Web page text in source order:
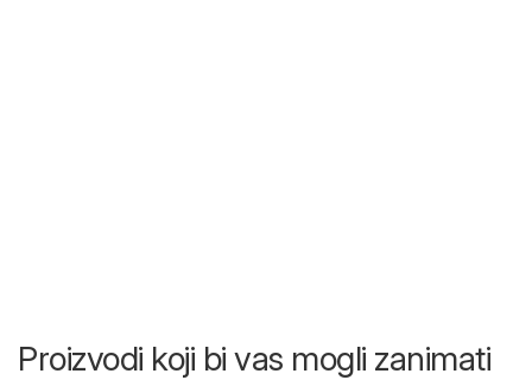
Proizvodi koji bi vas mogli zanimati